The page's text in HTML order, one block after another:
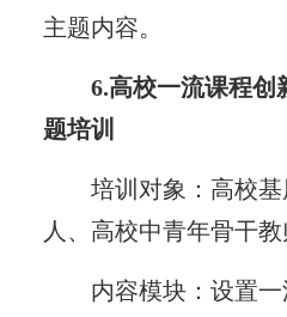
主题内容。
6.高校一流课程创
题培训
培训对象：高校
人、高校中青年骨干
内容模块：设置一